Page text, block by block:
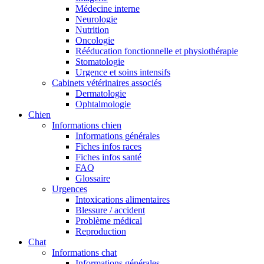
Médecine interne
Neurologie
Nutrition
Oncologie
Rééducation fonctionnelle et physiothérapie
Stomatologie
Urgence et soins intensifs
Cabinets vétérinaires associés
Dermatologie
Ophtalmologie
Chien
Informations chien
Informations générales
Fiches infos races
Fiches infos santé
FAQ
Glossaire
Urgences
Intoxications alimentaires
Blessure / accident
Problème médical
Reproduction
Chat
Informations chat